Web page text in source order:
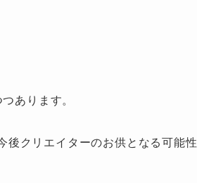
あります。
後クリエイターのお供となる可能性